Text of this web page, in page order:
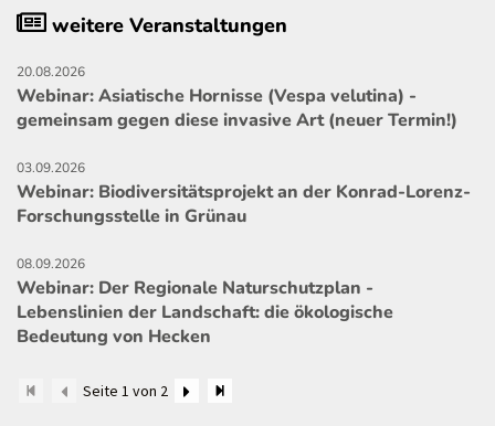
weitere Veranstaltungen
20.08.2026
Webinar: Asiatische Hornisse (Vespa velutina) -
gemeinsam gegen diese invasive Art (neuer Termin!)
03.09.2026
Webinar: Biodiversitätsprojekt an der Konrad-Lorenz-
Forschungsstelle in Grünau
08.09.2026
Webinar: Der Regionale Naturschutzplan -
Lebenslinien der Landschaft: die ökologische
Bedeutung von Hecken
Seite 1 von 2